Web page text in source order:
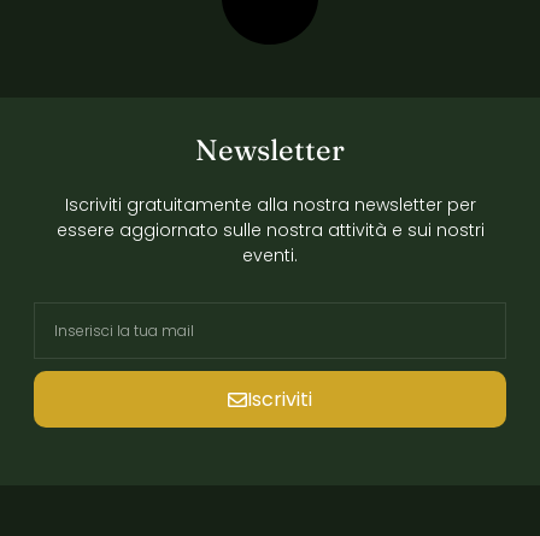
Newsletter
Iscriviti gratuitamente alla nostra newsletter per
essere aggiornato sulle nostra attività e sui nostri
eventi.
Iscriviti